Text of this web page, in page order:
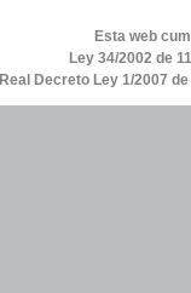
Esta web
Ley 34/2002 de
Real Decreto Ley 1/2007